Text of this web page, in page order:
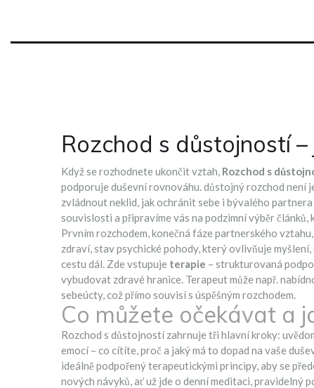
Rozchod s důstojností
Když se rozhodnete ukončit vztah, Rozchod s
podporuje duševní rovnováhu.důstojný rozchod není
zvládnout neklid, jak ochránit sebe i bývalého
souvislosti a připravíme vás na podzimní výběr
Prvním rozchodem,konečná fáze partnerského
zdraví,stav psychické pohody, který ovlivňuje myšlení,
cestu dál. Zde vstupuje terapie – strukturovaná
vybudovat zdravé hranice. Terapeut může např.
sebeúcty, což přímo souvisí s úspěšným rozchodem.
Co můžete očekávat a
Rozchod s důstojností zahrnuje tři hlavní kroky:
emocí – co cítíte, proč a jaký má to dopad na vaše
ideálně podpořený terapeutickými principy, aby se
nových návyků, ať už jde o denní meditaci, pravidelný